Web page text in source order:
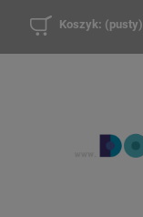
Koszyk: (pusty)